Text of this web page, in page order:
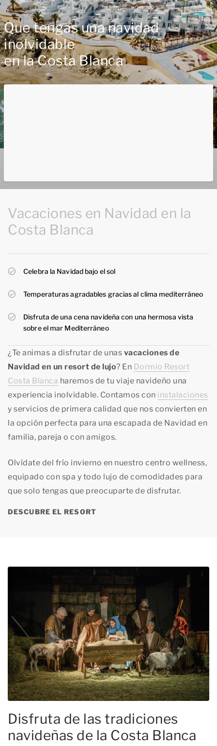
Que tengas una navidad
inolvidable
en la Costa Blanca
Vacaciones en Navidad en la
Costa Blanca
Celebra la Navidad bajo el sol
Temperaturas agradables gracias al clima mediterráneo
Disfruta de una cena navideña con una hermosa vista
sobre el mar Mediterráneo
¿Te animas a disfrutar de unas vacaciones de
Navidad en un resort de lujo? En Dormio Resort
Costa Blanca haremos de tu viaje navideño una
experiencia inolvidable. Contamos con instalaciones
y servicios de primera calidad que nos convierten en
la opción perfecta para una escapada de Navidad en
familia, pareja o con amigos.
Olvídate del frío invierno en nuestro centro wellness,
equipado con spa y todo lujo de comodidades para
que solo tengas que preocuparte de disfrutar.
DESCUBRE EL RESORT
Disfruta de las tradiciones
navideñas de la Costa Blanca